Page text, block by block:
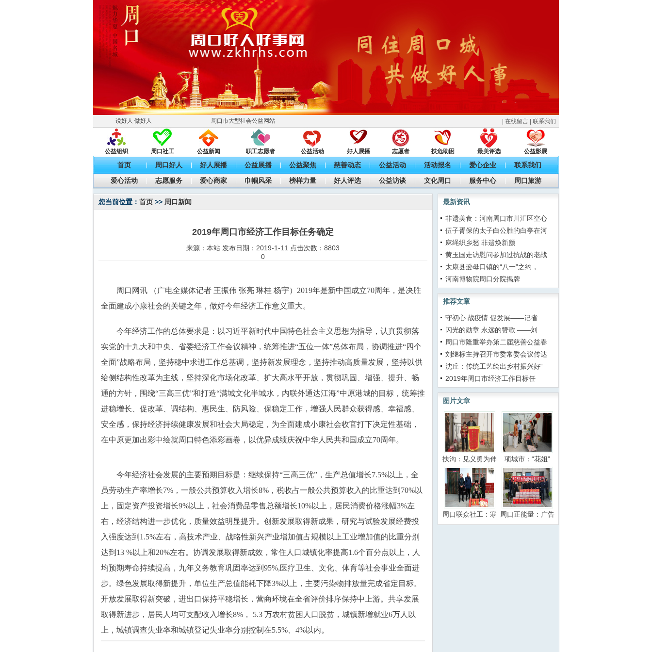
说好人 做好人 周口市大型社会公益网站 在线留言 联系我们
公益组织 周口社工 公益新闻 职工志愿者 公益活动 好人展播 志愿者 扶危助困 最美评选 公益影展
首页 | 周口好人 | 好人展播 | 公益展播 | 公益聚焦 | 慈善动态 | 公益活动 | 活动报名 | 爱心企业 |
联系我们
爱心活动
志愿服务 爱心商家 巾帼风采 榜样力量 好人评选 公益访谈 文化周口 服务中心 周口旅游
您当前位置： 首页 >> 周口新闻
2019年周口市经济工作目标任务确定
来源：本站 发布日期：2019-1-11 点击次数：8803
0
周口网讯 （广电全媒体记者 王振伟 张亮 琳桂 杨宇）2019年是新中国成立70周年，是决胜
全面建成小康社会的关键之年，做好今年经济工作意义重大。
今年经济工作的总体要求是：以习近平新时代中国特色社会主义思想为指导，认真贯彻落
实党的十九大和中央、省委经济工作会议精神，统筹推进“五位一体”总体布局，协调推进“四个
全面”战略布局，坚持稳中求进工作总基调，坚持新发展理念，坚持推动高质量发展，坚持以供
给侧结构性改革为主线，坚持深化市场化改革、扩大高水平开放，贯彻巩固、增强、提升、畅
通的方针，围绕“三高三优”和打造“满城文化半城水，内联外通达江海”中原港城的目标，统筹推
进稳增长、促改革、调结构、惠民生、防风险、保稳定工作，增强人民群众获得感、幸福感、
安全感，保持经济持续健康发展和社会大局稳定，为全面建成小康社会收官打下决定性基础，
在中原更加出彩中绘就周口特色添彩画卷，以优异成绩庆祝中华人民共和国成立70周年。
今年经济社会发展的主要预期目标是：继续保持“三高三优”，生产总值增长7.5%以上，全
员劳动生产率增长7%，一般公共预算收入增长8%，税收占一般公共预算收入的比重达到70%以
上，固定资产投资增长9%以上，社会消费品零售总额增长10%以上，居民消费价格涨幅3%左
右，经济结构进一步优化，质量效益明显提升。创新发展取得新成果，研究与试验发展经费投
入强度达到1.5%左右，高技术产业、战略性新兴产业增加值占规模以上工业增加值的比重分别
达到13 %以上和20%左右。协调发展取得新成效，常住人口城镇化率提高1.6个百分点以上，人
均预期寿命持续提高，九年义务教育巩固率达到95%,医疗卫生、文化、体育等社会事业全面进
步。绿色发展取得新提升，单位生产总值能耗下降3%以上，主要污染物排放量完成省定目标。
开放发展取得新突破，进出口保持平稳增长，营商环境在全省评价排序保持中上游。共享发展
取得新进步，居民人均可支配收入增长8%， 5.3 万农村贫困人口脱贫，城镇新增就业6万人以
上，城镇调查失业率和城镇登记失业率分别控制在5.5%、4%以内。
最新资讯
非遗美食：河南周口市川汇区空心
伍子胥保的太子白公胜的白亭在河
麻绳织乡愁 非遗焕新颜
黄玉国走访慰问参加过抗战的老战
太康县逊母口镇的“八一”之约，
河南博物院周口分院揭牌
推荐文章
守初心 战疫情 促发展——记省
闪光的勋章 永远的赞歌 ——刘
周口市隆重举办第二届慈善公益春
刘继标主持召开市委常委会议传达
沈丘：传统工艺绘出乡村振兴好“
2019年周口市经济工作目标任
图片文章
扶沟：见义勇为伸 项城市：“花姐”
周口联众社工：寒 周口正能量：广告